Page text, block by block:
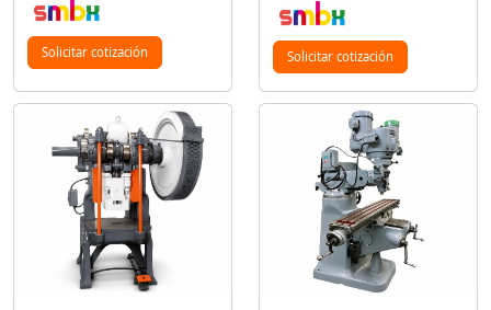
Solicitar cotización Solicitar cotización